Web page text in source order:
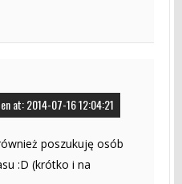
at: 2014-07-16 12:04:21
poszukuję osób
:D (krótko i na